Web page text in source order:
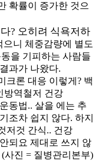
확률이 증가한 것으
? 오히려 식욕저하
니 체중감량에 별도
을 기피하는 사람들
과가 나왔다.
크론 대응 이렇게? 백
방역철저 건강
동법.. 살을 에는 추
조차 쉽지 않다. 하지
저것 간식.. 건강
되요 제대로 쓰지 않
진 = 질병관리본부)